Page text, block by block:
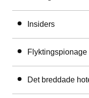
Insiders
Flyktingspionage
Det breddade